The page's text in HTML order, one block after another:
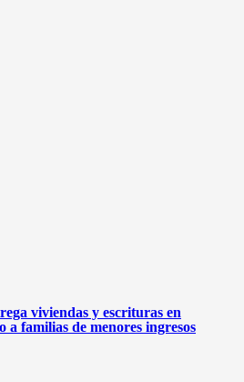
viviendas y escrituras en
a familias de menores ingresos